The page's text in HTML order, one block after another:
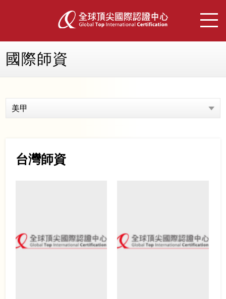
國際師資
美甲
台灣師資